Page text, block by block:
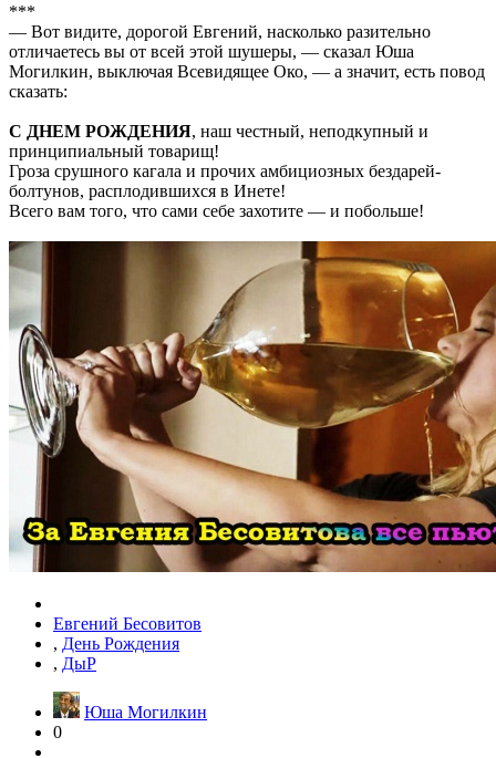
***
— Вот видите, дорогой Евгений, насколько разительно
отличаетесь вы от всей этой шушеры, — сказал Юша
Могилкин, выключая Всевидящее Око, — а значит, есть повод
сказать:
С ДНЕМ РОЖДЕНИЯ, наш честный, неподкупный и
принципиальный товарищ!
Гроза срушного кагала и прочих амбициозных бездарей-
болтунов, расплодившихся в Инете!
Всего вам того, что сами себе захотите — и побольше!
Евгений Бесовитов
, День Рождения
, ДыР
Юша Могилкин
0